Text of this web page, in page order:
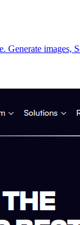
Generate